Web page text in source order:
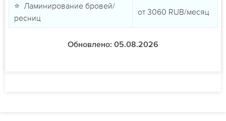
⭐ Ламинирование бровей/
ресниц
от 3060 RUB/месяц
Обновлено: 05.08.2026